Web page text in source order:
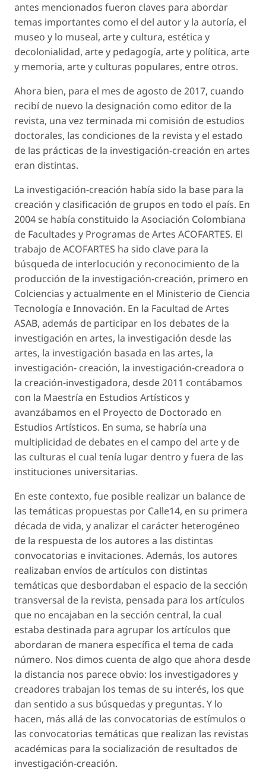
antes mencionados fueron claves para abordar
temas importantes como el del autor y la autoría, el
museo y lo museal, arte y cultura, estética y
decolonialidad, arte y pedagogía, arte y política, arte
y memoria, arte y culturas populares, entre otros.
Ahora bien, para el mes de agosto de 2017, cuando
recibí de nuevo la designación como editor de la
revista, una vez terminada mi comisión de estudios
doctorales, las condiciones de la revista y el estado
de las prácticas de la investigación-creación en artes
eran distintas.
La investigación-creación había sido la base para la
creación y clasificación de grupos en todo el país. En
2004 se había constituido la Asociación Colombiana
de Facultades y Programas de Artes ACOFARTES. El
trabajo de ACOFARTES ha sido clave para la
búsqueda de interlocución y reconocimiento de la
producción de la investigación-creación, primero en
Colciencias y actualmente en el Ministerio de Ciencia
Tecnología e Innovación. En la Facultad de Artes
ASAB, además de participar en los debates de la
investigación en artes, la investigación desde las
artes, la investigación basada en las artes, la
investigación- creación, la investigación-creadora o
la creación-investigadora, desde 2011 contábamos
con la Maestría en Estudios Artísticos y
avanzábamos en el Proyecto de Doctorado en
Estudios Artísticos. En suma, se habría una
multiplicidad de debates en el campo del arte y de
las culturas el cual tenía lugar dentro y fuera de las
instituciones universitarias.
En este contexto, fue posible realizar un balance de
las temáticas propuestas por Calle14, en su primera
década de vida, y analizar el carácter heterogéneo
de la respuesta de los autores a las distintas
convocatorias e invitaciones. Además, los autores
realizaban envíos de artículos con distintas
temáticas que desbordaban el espacio de la sección
transversal de la revista, pensada para los artículos
que no encajaban en la sección central, la cual
estaba destinada para agrupar los artículos que
abordaran de manera específica el tema de cada
número. Nos dimos cuenta de algo que ahora desde
la distancia nos parece obvio: los investigadores y
creadores trabajan los temas de su interés, los que
dan sentido a sus búsquedas y preguntas. Y lo
hacen, más allá de las convocatorias de estímulos o
las convocatorias temáticas que realizan las revistas
académicas para la socialización de resultados de
investigación-creación.